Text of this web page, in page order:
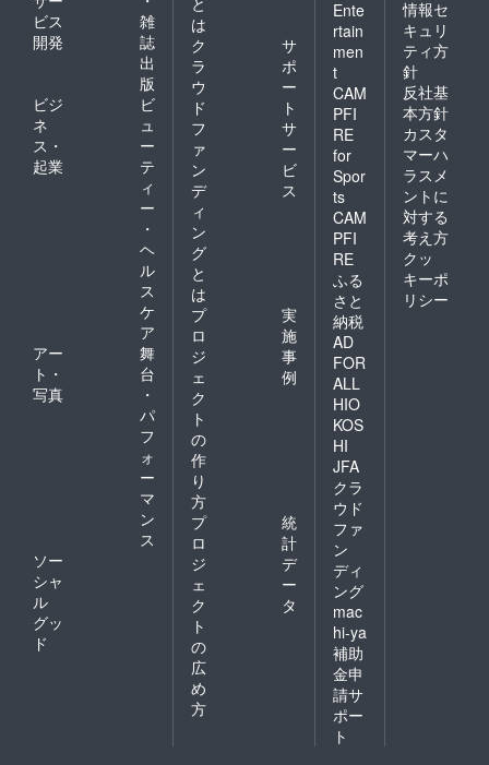
ビス
開発
雑
誌
出
版
ビジ
ネ
ス・
起業
ビ
ュ
ー
テ
ィ
ー
・
ヘ
ル
ス
ケ
ア
アー
ト・
写真
舞
台
・
パ
フ
ォ
ー
マ
ン
ス
ソー
シャ
ル
グッ
ド
は
ク
ラ
ウ
ド
フ
ァ
ン
デ
ィ
ン
グ
と
は
サ
ポ
ー
ト
サ
ー
ビ
ス
プ
ロ
ジ
ェ
ク
ト
の
作
り
方
実
施
事
例
プ
ロ
ジ
ェ
ク
ト
の
広
め
方
統
計
デ
ー
タ
Ente
rtain
men
t
CAM
PFI
RE
for
Spor
ts
CAM
PFI
RE
ふる
さと
納税
AD
FOR
ALL
HIO
KOS
HI
JFA
クラ
ウド
ファ
ン
ディ
ング
mac
hi-ya
補助
金申
請サ
ポー
ト
情報セ
キュリ
ティ方
針
反社基
本方針
カスタ
マーハ
ラスメ
ントに
対する
考え方
クッ
キーポ
リシー